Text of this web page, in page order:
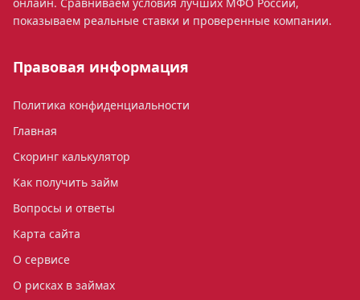
показываем реальные ставки и проверенные компании.
Правовая информация
Политика конфиденциальности
Главная
Скоринг калькулятор
Как получить займ
Вопросы и ответы
Карта сайта
О сервисе
О рисках в займах